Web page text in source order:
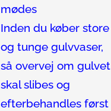
mødes
Inden du køber store
og tunge gulvvaser,
så overvej om gulvet
skal slibes og
efterbehandles først